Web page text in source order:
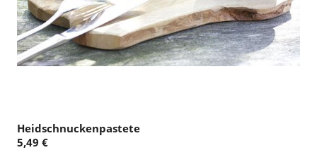
Heidschnuckenpastete
5,49 €